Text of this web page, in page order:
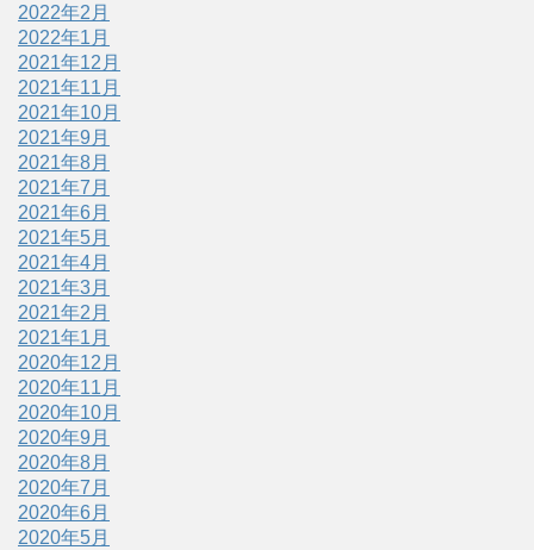
2022年2月
2022年1月
2021年12月
2021年11月
2021年10月
2021年9月
2021年8月
2021年7月
2021年6月
2021年5月
2021年4月
2021年3月
2021年2月
2021年1月
2020年12月
2020年11月
2020年10月
2020年9月
2020年8月
2020年7月
2020年6月
2020年5月